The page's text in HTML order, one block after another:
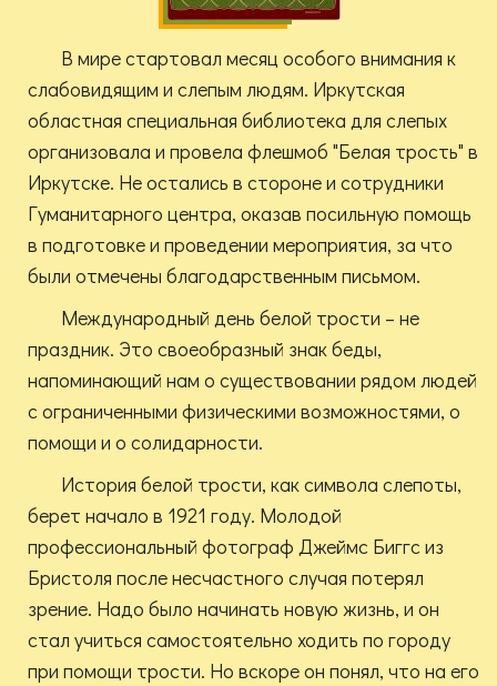
В мире стартовал месяц особого внимания к
слабовидящим и слепым людям. Иркутская
областная специальная библиотека для слепых
организовала и провела флешмоб "Белая трость" в
Иркутске. Не остались в стороне и сотрудники
Гуманитарного центра, оказав посильную помощь
в подготовке и проведении мероприятия, за что
были отмечены благодарственным письмом.
Международный день белой трости – не
праздник. Это своеобразный знак беды,
напоминающий нам о существовании рядом людей
с ограниченными физическими возможностями, о
помощи и о солидарности.
История белой трости, как символа слепоты,
берет начало в 1921 году. Молодой
профессиональный фотограф Джеймс Биггс из
Бристоля после несчастного случая потерял
зрение. Надо было начинать новую жизнь, и он
стал учиться самостоятельно ходить по городу
при помощи трости. Но вскоре он понял, что на его